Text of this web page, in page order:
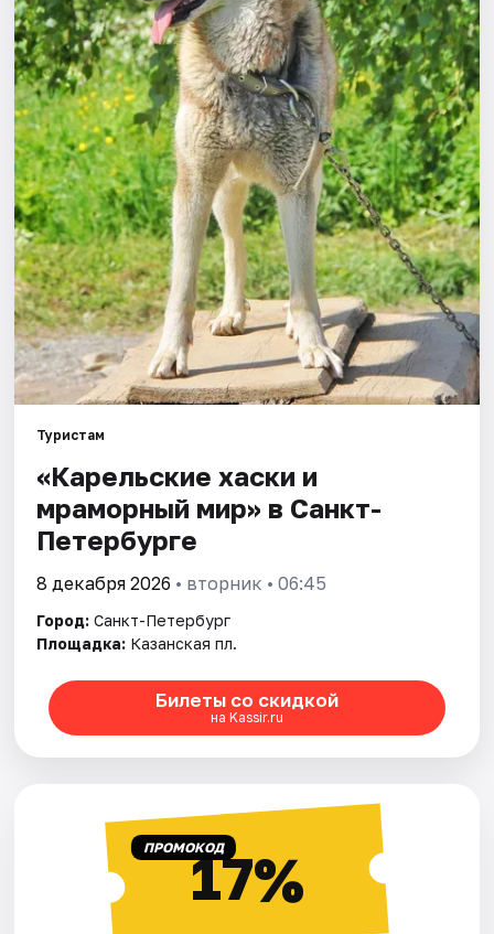
Города
Площадки
Артисты
Рейтинги
Туристам
«Карельские хаски и
мраморный мир» в Санкт-
Петербурге
8 декабря 2026 • вторник • 06:45
Город: Санкт-Петербург
Площадка: Казанская пл.
Билеты со скидкой
на Kassir.ru
ПРОМОКОД17%